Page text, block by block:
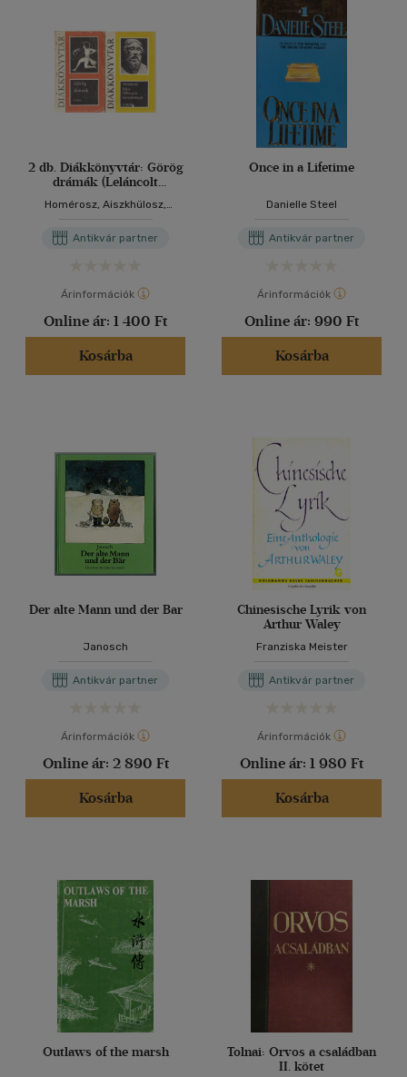
2 db. Diákkönyvtár: Görög
drámák (Leláncolt
Íphigeneia Auliszban + A
Odüsszeia - Szemelvények
Homérosz, Aiszkhülosz,
Antikvár partner
Árinformációk
Online ár: 1 400 Ft
Kosárba
Once in a Lifetime
Danielle Steel
Antikvár partner
Árinformációk
Online ár: 990 Ft
Kosárba
Der alte Mann und der Bar
Janosch
Antikvár partner
Árinformációk
Online ár: 2 890 Ft
Kosárba
Chinesische Lyrik von
Arthur Waley
Franziska Meister
Antikvár partner
Árinformációk
Online ár: 1 980 Ft
Kosárba
Outlaws of the marsh
Tolnai: Orvos a családban
II. kötet